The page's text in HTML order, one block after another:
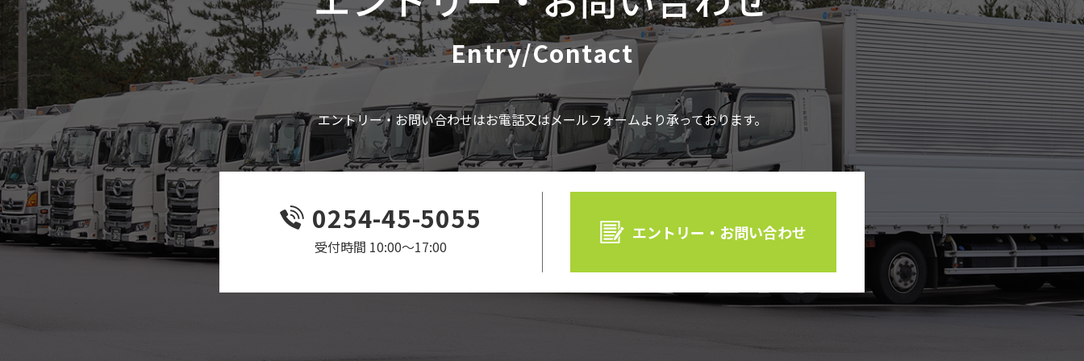
Entry/Contact
エントリー・お問い合わせはお電話又はメールフォームより承っております。
0254-45-5055
受付時間 10:00〜17:00
エントリー・お問い合わせ